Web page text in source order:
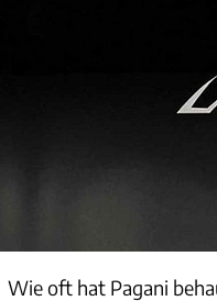
Wie oft hat Pagani